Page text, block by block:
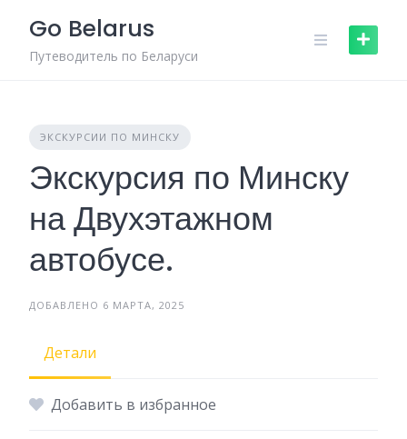
content
Go Belarus
Путеводитель по Беларуси
ЭКСКУРСИИ ПО МИНСКУ
Экскурсия по Минску
на Двухэтажном
автобусе.
ДОБАВЛЕНО 6 МАРТА, 2025
Детали
Добавить в избранное